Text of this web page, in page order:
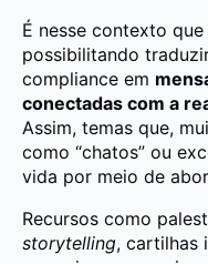
É nesse contexto
possibilitando
compliance em
conectadas com a
Assim, temas que,
como “chatos” ou
vida por meio de
Recursos como
storytelling, cartilhas